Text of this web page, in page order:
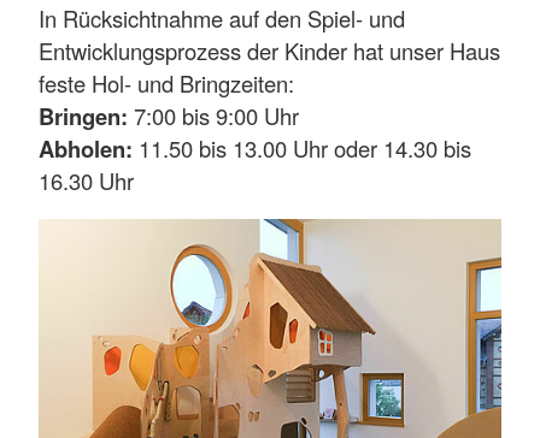
In Rücksichtnahme auf den Spiel- und
Entwicklungsprozess der Kinder hat unser Haus
feste Hol- und Bringzeiten:
Bringen: 7:00 bis 9:00 Uhr
Abholen: 11.50 bis 13.00 Uhr oder 14.30 bis
16.30 Uhr